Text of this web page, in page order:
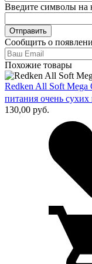
Введите символы на
Сообщить о
Похожие товары
Redken All Soft Mega
питания очень
130,00 руб.